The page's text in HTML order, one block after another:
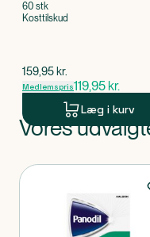
60 stk
Kosttilskud
$gammel pris
159,95 kr.
Medlemspris119,95 kr.
Læg i kurv
Produkt 1 af 0
Vores
Produkter